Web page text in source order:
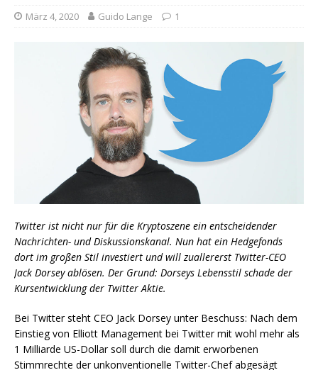
März 4, 2020 Guido Lange 1
Twitter ist nicht nur für die Kryptoszene ein entscheidender
Nachrichten- und Diskussionskanal. Nun hat ein Hedgefonds
dort im großen Stil investiert und will zuallererst Twitter-CEO
Jack Dorsey ablösen. Der Grund: Dorseys Lebensstil schade der
Kursentwicklung der Twitter Aktie.
Bei Twitter steht CEO Jack Dorsey unter Beschuss: Nach dem
Einstieg von Elliott Management bei Twitter mit wohl mehr als
1 Milliarde US-Dollar soll durch die damit erworbenen
Stimmrechte der unkonventionelle Twitter-Chef abgesägt